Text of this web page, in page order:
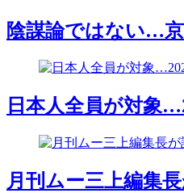
陰謀論ではない…京
日本人全員が対象
月刊ムー三上編集